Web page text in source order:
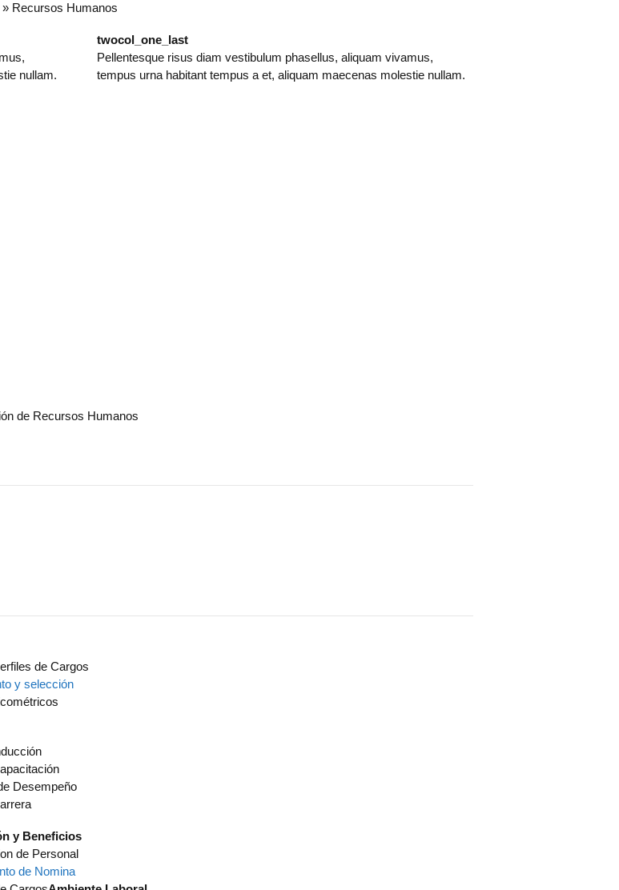
» Recursos Humanos
nullam.
twocol_one_last
Pellentesque risus diam vestibulum phasellus, aliquam vivamus,
tempus urna habitant tempus a et, aliquam maecenas molestie nullam.
de Recursos Humanos
de Cargos
y selección
Desempeño
y Beneficios
de Personal
de Nomina